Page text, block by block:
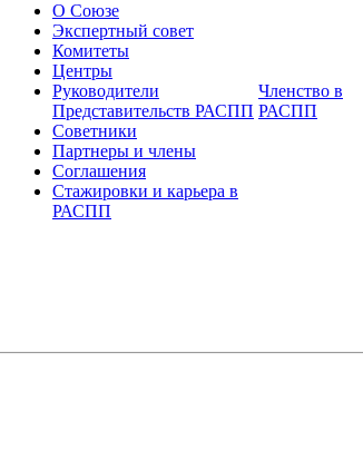
О Союзе
Экспертный совет
Комитеты
Центры
Руководители
Представительств РАСПП
Советники
Партнеры и члены
Соглашения
Стажировки и карьера в
РАСПП
Членство в
РАСПП